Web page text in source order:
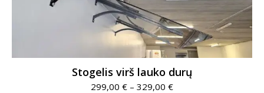
Stogelis virš lauko durų
299,00 € – 329,00 €